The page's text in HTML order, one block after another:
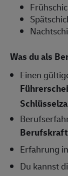
Was du als
Einen
Erfahrung
Du kannst